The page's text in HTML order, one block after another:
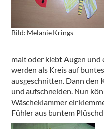
Bild: Melanie Krings
malt oder klebt Augen und
werden als Kreis auf
ausgeschnitten. Dann den
und aufschneiden. Nun
Wäscheklammer
Fühler aus buntem